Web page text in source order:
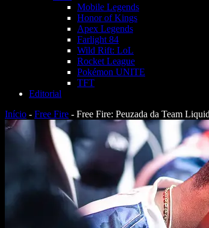
Mobile Legends
Honor of Kings
Apex Legends
Farlight 84
Wild Rift: LoL
Rocket League
Pokémon UNITE
TFT
Editorial
Início - Free Fire - Free Fire: Peuzada da Team